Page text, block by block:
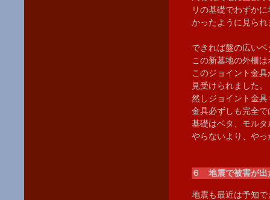
リの基礎でわずか
かったように見られ
できれば盤の広い
この新墓地の外柵
このジョイント金
見受けられました。
然しジョイント金
金具必ずしも完全
基礎はベタ、モル
やらないより、や
６ 地震で被害が出
地震も最近は予知